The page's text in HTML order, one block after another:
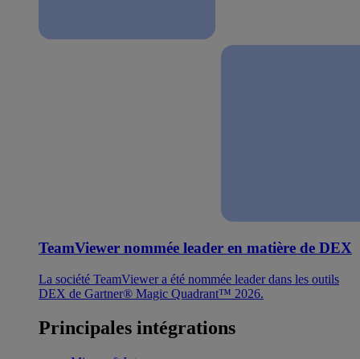
TeamViewer nommée leader en matière de DEX
La société TeamViewer a été nommée leader dans les outils
DEX de Gartner® Magic Quadrant™ 2026.
Principales intégrations